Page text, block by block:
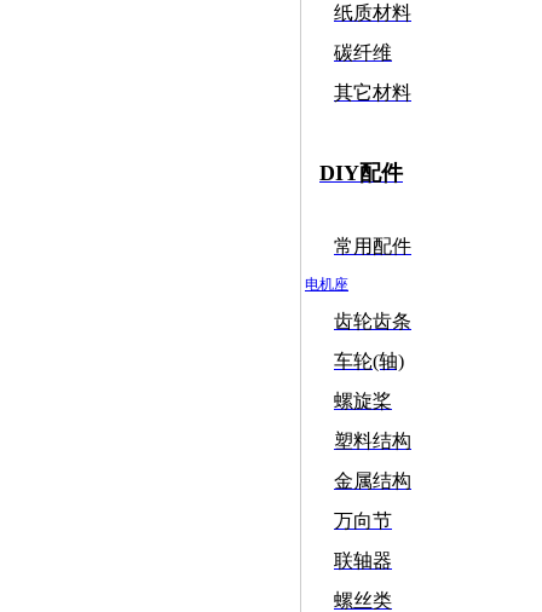
纸质材料
碳纤维
其它材料
DIY配件
常用配件
电机座
齿轮齿条
车轮(轴)
螺旋桨
塑料结构
金属结构
万向节
联轴器
螺丝类